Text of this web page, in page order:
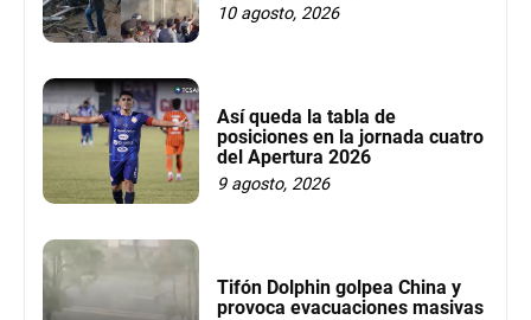
10 agosto, 2026
Así queda la tabla de
posiciones en la jornada cuatro
del Apertura 2026
9 agosto, 2026
Tifón Dolphin golpea China y
provoca evacuaciones masivas